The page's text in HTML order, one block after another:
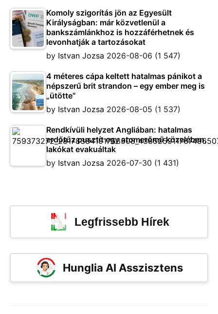
Komoly szigorítás jön az Egyesült
Királyságban: már közvetlenül a
bankszámlánkhoz is hozzáférhetnek és
levonhatják a tartozásokat
by Istvan Jozsa 2026-08-06 (1 547)
4 méteres cápa keltett hatalmas pánikot a
népszerű brit strandon – egy ember meg is
„ütötte”
by Istvan Jozsa 2026-08-05 (1 537)
Rendkívüli helyzet Angliában: hatalmas
erdőtűz pusztít egy atomerőmű közelében,
lakókat evakuáltak
by Istvan Jozsa 2026-07-30 (1 431)
Legfrissebb Hírek
Hunglia AI Asszisztens